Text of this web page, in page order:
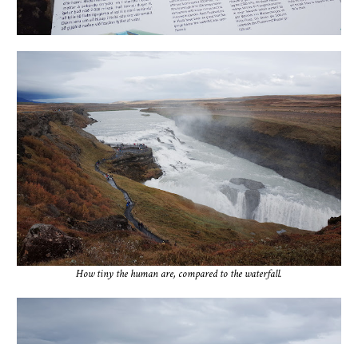
How tiny the human are, compared to the waterfall.